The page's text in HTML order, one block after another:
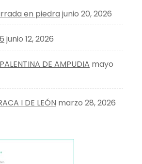
en piedra junio 20, 2026
junio 12, 2026
DE AMPUDIA mayo
I DE LEÓN marzo 28, 2026